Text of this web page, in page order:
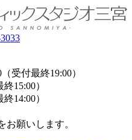
受付最終19:00）
15:00）
14:00）
願いします。